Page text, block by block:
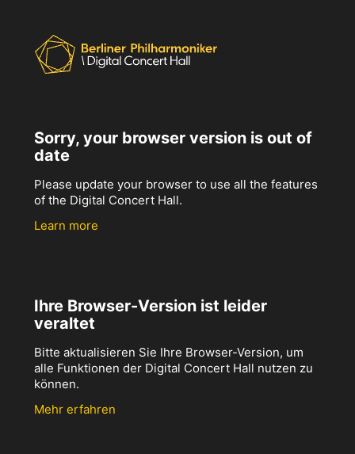
Sorry, your browser version is out of
date
Please update your browser to use all the features
of the Digital Concert Hall.
Learn more
Ihre Browser-Version ist leider
veraltet
Bitte aktualisieren Sie Ihre Browser-Version, um
alle Funktionen der Digital Concert Hall nutzen zu
können.
Mehr erfahren